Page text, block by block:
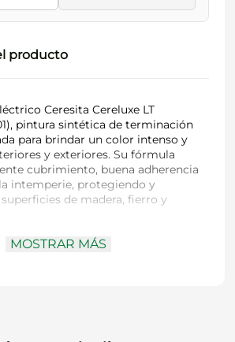
producto
Ceresita Cereluxe LT
pintura sintética de terminación
para brindar un color intenso y
y exteriores. Su fórmula
cubrimiento, buena adherencia
intemperie, protegiendo y
de madera, fierro y
MOSTRAR MÁS